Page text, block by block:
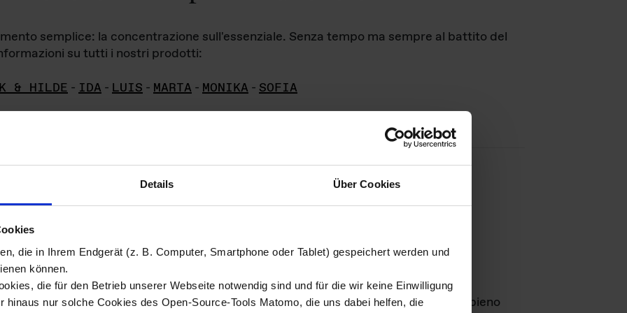
Details Über Cookies
die in Ihrem Endgerät (z. B. Computer, Smartphone oder Tablet) gespeichert werden und
können.
die für den Betrieb unserer Webseite notwendig sind und für die wir keine Einwilligung
hinaus nur solche Cookies des Open-Source-Tools Matomo, die uns dabei helfen, die
semplice: la concentrazione sull'essenziale. Senza tempo ma sempre al battito del
su tutti i nostri prodotti:
& HILDE - IDA - LUIS - MARTA - MONIKA - SOFIA
di immagini
materiale fotografico sono detenuti daDas ganze LebenGmbH e rimangono in pieno